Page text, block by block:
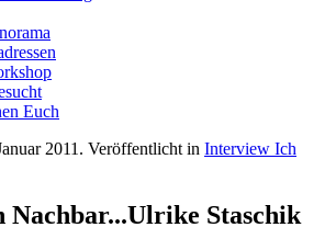
Euch
2011 . Veröffentlicht in Interview Ich
Nachbar...Ulrike Staschik